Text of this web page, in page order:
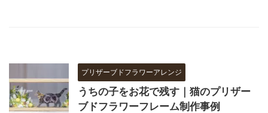
プリザーブドフラワーアレンジ
うちの子をお花で残す｜猫のプリザー
ブドフラワーフレーム制作事例